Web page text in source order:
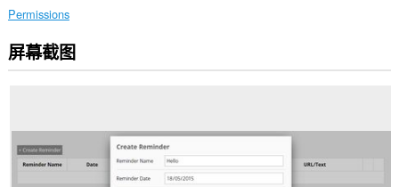
Permissions
This
extension
display
them
屏幕截图